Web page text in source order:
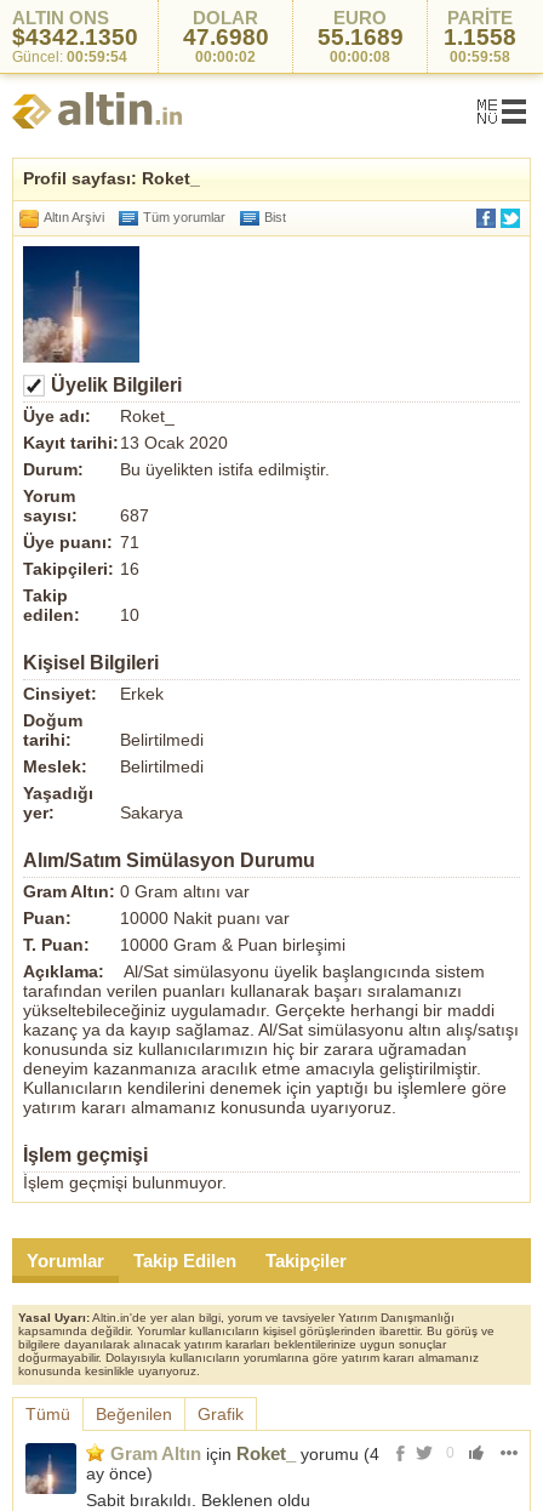
ALTIN ONS
$4342.1350
Güncel: 00:59:54
DOLAR
47.6980
00:00:02
EURO
55.1689
00:00:08
PARİTE
1.1558
00:59:58
Profil sayfası: Roket_
Altın Arşivi Tüm yorumlar Bist
Üyelik Bilgileri
Üye adı:
Roket_
Kayıt tarihi:13 Ocak 2020
Durum:
Bu üyelikten istifa edilmiştir.
Yorum
sayısı:
687
Üye puanı: 71
Takipçileri: 16
Takip
edilen:
10
Kişisel Bilgileri
Cinsiyet:
Erkek
Doğum
tarihi:
Belirtilmedi
Meslek:
Belirtilmedi
Yaşadığı
yer:
Sakarya
Alım/Satım Simülasyon Durumu
Gram Altın: 0 Gram altını var
Puan:
10000 Nakit puanı var
T. Puan:
10000 Gram & Puan birleşimi
Açıklama:
Al/Sat simülasyonu üyelik başlangıcında sistem
tarafından verilen puanları kullanarak başarı sıralamanızı
yükseltebileceğiniz uygulamadır. Gerçekte herhangi bir maddi
kazanç ya da kayıp sağlamaz. Al/Sat simülasyonu altın alış/satışı
konusunda siz kullanıcılarımızın hiç bir zarara uğramadan
deneyim kazanmanıza aracılık etme amacıyla geliştirilmiştir.
Kullanıcıların kendilerini denemek için yaptığı bu işlemlere göre
yatırım kararı almamanız konusunda uyarıyoruz.
İşlem geçmişi
İşlem geçmişi bulunmuyor.
Yorumlar Takip Edilen Takipçiler
Yasal Uyarı:Altin.in'de yer alan bilgi, yorum ve tavsiyeler Yatırım Danışmanlığı
kapsamında değildir. Yorumlar kullanıcıların kişisel görüşlerinden ibarettir. Bu görüş ve
bilgilere dayanılarak alınacak yatırım kararları beklentilerinize uygun sonuçlar
doğurmayabilir. Dolayısıyla kullanıcıların yorumlarına göre yatırım kararı almamanız
konusunda kesinlikle uyarıyoruz.
Tümü Beğenilen Grafik
0
Gram Altın için Roket_ yorumu (4
ay önce)
Sabit bırakıldı. Beklenen oldu